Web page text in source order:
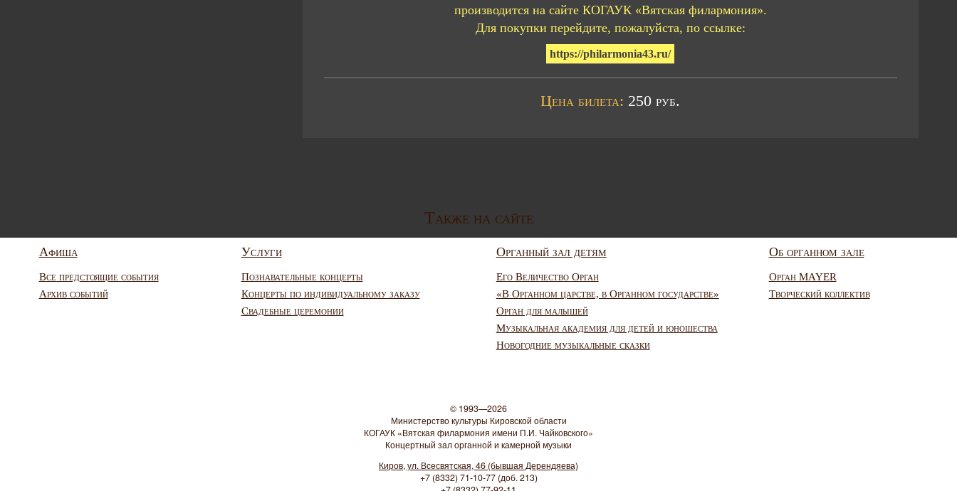
производится на сайте КОГАУК «Вятская филармония».
Для покупки перейдите, пожалуйста, по ссылке:
https://philarmonia43.ru/
Цена билета: 250 руб.
Также на сайте
Афиша
Все предстоящие события
Архив событий
Услуги
Познавательные концерты
Концерты по индивидуальному заказу
Свадебные церемонии
Органный зал детям
Его Величество Орган
«В Органном царстве, в Органном государстве»
Орган для малышей
Музыкальная академия для детей и юношества
Новогодние музыкальные сказки
Об органном зале
Орган MAYER
Творческий коллектив
© 1993—2026
Министерство культуры Кировской области
КОГАУК «Вятская филармония имени П.И. Чайковского»
Концертный зал органной и камерной музыки
Киров, ул. Всесвятская, 46 (бывшая Дерендяева)
+7 (8332) 71-10-77 (доб. 213)